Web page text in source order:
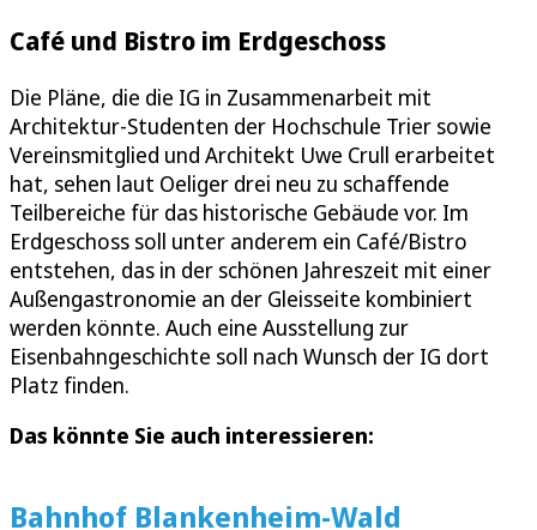
Café und Bistro im Erdgeschoss
Die Pläne, die die IG in Zusammenarbeit mit
Architektur-Studenten der Hochschule Trier sowie
Vereinsmitglied und Architekt Uwe Crull erarbeitet
hat, sehen laut Oeliger drei neu zu schaffende
Teilbereiche für das historische Gebäude vor. Im
Erdgeschoss soll unter anderem ein Café/Bistro
entstehen, das in der schönen Jahreszeit mit einer
Außengastronomie an der Gleisseite kombiniert
werden könnte. Auch eine Ausstellung zur
Eisenbahngeschichte soll nach Wunsch der IG dort
Platz finden.
Das könnte Sie auch interessieren:
Bahnhof Blankenheim-Wald